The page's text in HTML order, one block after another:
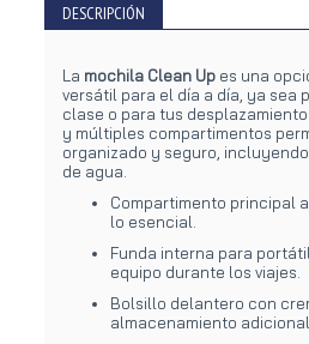
DESCRIPCIÓN
La mochila Clean Up es una
versátil para el día a día, ya sea
clase o para tus
y múltiples compartimentos
organizado y seguro,
de agua.
Compartimento principal
lo esencial.
Funda interna para
equipo durante los viajes.
Bolsillo delantero con
almacenamiento adicional.